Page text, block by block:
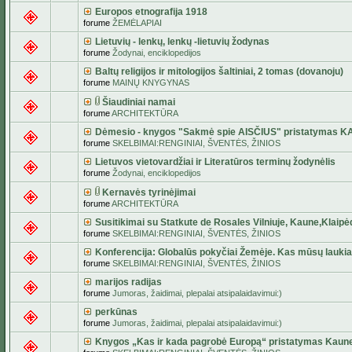
Europos etnografija 1918
forume ŽEMĖLAPIAI
Lietuvių - lenkų, lenkų -lietuvių žodynas
forume Žodynai, enciklopedijos
Baltų religijos ir mitologijos šaltiniai, 2 tomas (dovanoju)
forume MAINŲ KNYGYNAS
Šiaudiniai namai
forumeARCHITEKTŪRA
Dėmesio - knygos "Sakmė spie AISČIUS" pristatymas
forume SKELBIMAI:RENGINIAI, ŠVENTĖS, ŽINIOS
Lietuvos vietovardžiai ir Literatūros terminų žodynėlis
forume Žodynai, enciklopedijos
Kernavės tyrinėjimai
forumeARCHITEKTŪRA
Susitikimai su Statkute de Rosales Vilniuje,
forume SKELBIMAI:RENGINIAI, ŠVENTĖS, ŽINIOS
Konferencija: Globalūs pokyčiai Žemėje. Kas mūsų
forume SKELBIMAI:RENGINIAI, ŠVENTĖS, ŽINIOS
marijos radijas
forume Jumoras, žaidimai, plepalai atsipalaidavimui:)
perkūnas
forume Jumoras, žaidimai, plepalai atsipalaidavimui:)
Knygos „Kas ir kada pagrobė Europą“ pristatymas